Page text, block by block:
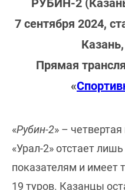
РУБИН-2
7 сентября 2024,
Прямая
«
«Рубин-2» –
«Урал-2» отстает
показателям и имеет
19 туров. Казанцы